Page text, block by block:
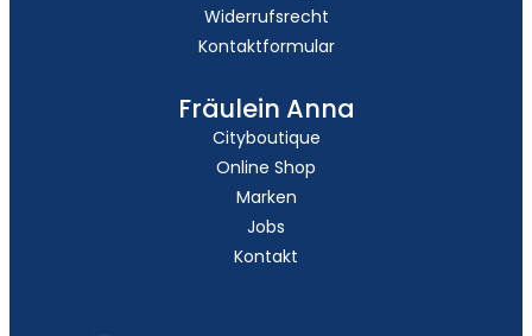
Widerrufsrecht
Kontaktformular
Fräulein Anna
Cityboutique
Online Shop
Marken
Jobs
Kontakt